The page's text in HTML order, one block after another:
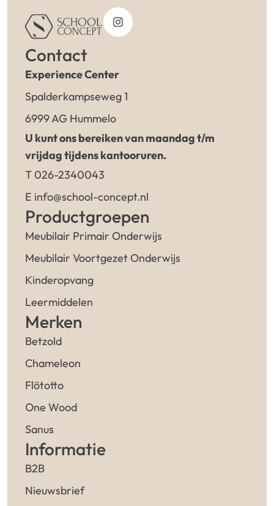
Contact
Experience Center
Spalderkampseweg 1
6999 AG Hummelo
U kunt ons bereiken van maandag t/m
vrijdag tijdens kantooruren.
T 026-2340043
E info@school-concept.nl
Productgroepen
Meubilair Primair Onderwijs
Meubilair Voortgezet Onderwijs
Kinderopvang
Leermiddelen
Merken
Betzold
Chameleon
Flötotto
One Wood
Sanus
Informatie
B2B
Nieuwsbrief